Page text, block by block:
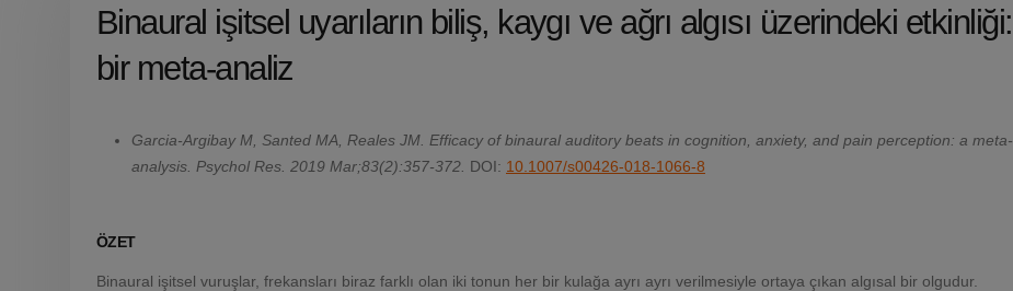
Binaural işitsel uyarıların biliş, kaygı ve ağrı algısı üzerindeki etkinliği:
bir meta-analiz
Garcia-Argibay M, Santed MA, Reales JM. Efficacy of binaural auditory beats in cognition, anxiety, and pain perception: a meta-
analysis. Psychol Res. 2019 Mar;83(2):357-372. DOI: 10.1007/s00426-018-1066-8
ÖZET
Binaural işitsel vuruşlar, frekansları biraz farklı olan iki tonun her bir kulağa ayrı ayrı verilmesiyle ortaya çıkan algısal bir olgudur.